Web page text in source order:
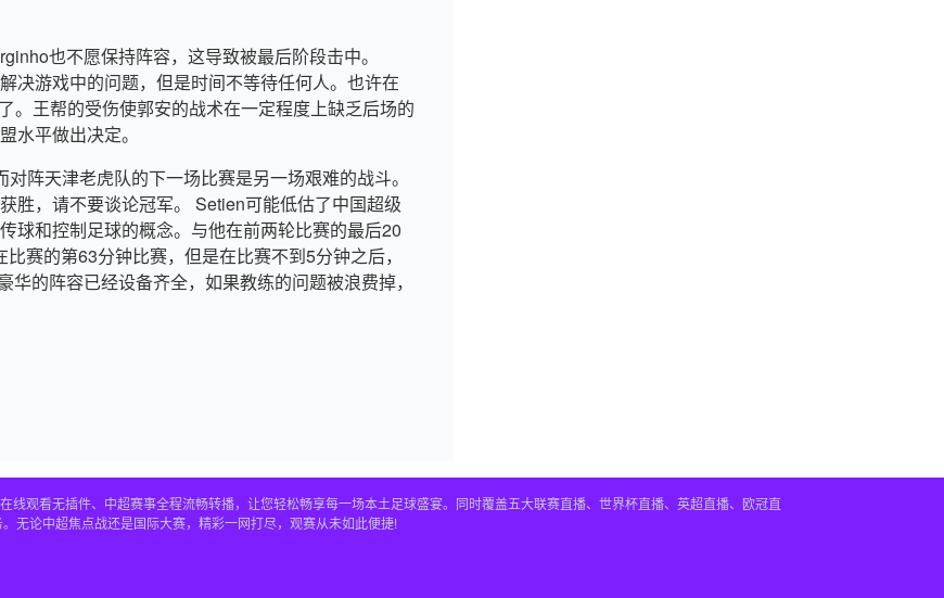
也不愿保持阵容，这导致被最后阶段击中。
决游戏中的问题，但是时间不等待任何人。也许在
。王帮的受伤使郭安的战术在一定程度上缺乏后场的
水平做出决定。
阵天津老虎队的下一场比赛是另一场艰难的战斗。
胜，请不要谈论冠军。 Setien可能低估了中国超级
球和控制足球的概念。与他在前两轮比赛的最后20
赛的第63分钟比赛，但是在比赛不到5分钟之后，
的阵容已经设备齐全，如果教练的问题被浪费掉，
线观看无插件、中超赛事全程流畅转播，让您轻松畅享每一场本土足球盛宴。同时覆盖五大联赛直播、世界杯直播、英超直播、欧冠直
无论中超焦点战还是国际大赛，精彩一网打尽，观赛从未如此便捷!